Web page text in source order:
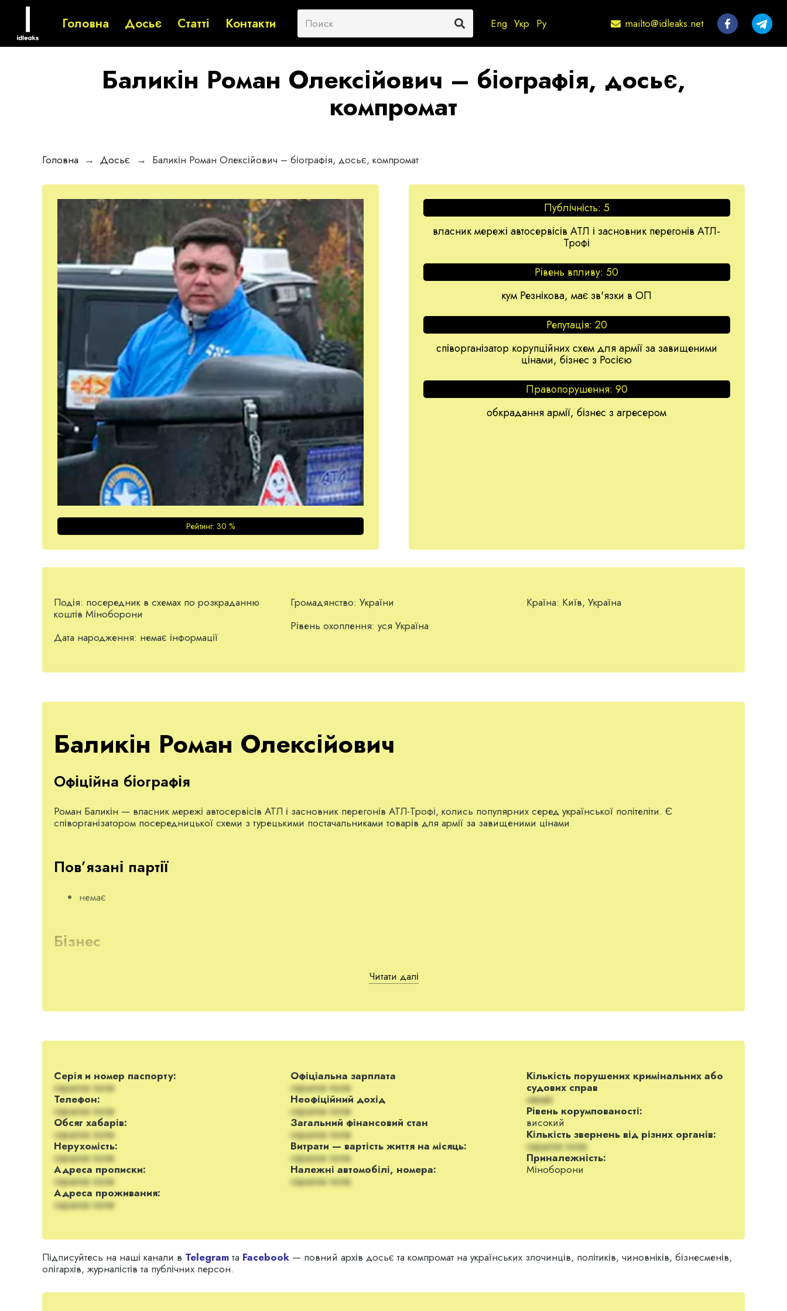
Головна Досьє Статті Контакти Eng Укр Ру mailto@idleaks.net
Баликін Роман Олексійович – біографія, досьє,
компромат
Головна → Досьє → Баликін Роман Олексійович – біографія, досьє, компромат
Рейтинг: 30 %
Публічність: 5
власник мережі автосервісів АТЛ і засновник перегонів АТЛ-
Трофі
Рівень впливу:50
кум Резнікова, має зв'язки в ОП
Репутація: 20
співорганізатор корупційних схем для армії за завищеними
цінами, бізнес з Росією
Правопорушення: 90
обкрадання армії, бізнес з агресером
Подія: посередник в схемах по розкраданню
коштів Міноборони
Дата народження: немає інформації
Громадянство: України
Рівень охоплення: уся Україна
Країна: Київ, Україна
Баликін Роман Олексійович
Офіційна біографія
Роман Баликін — власник мережі автосервісів АТЛ і засновник перегонів АТЛ-Трофі, колись популярних серед української політеліти. Є
співорганізатором посередницької схеми з турецькими постачальниками товарів для армії за завищеними цінами
Пов’язані партії
немає
Бізнес
на Баликін Роман Олексійович згадується по відношенню до компаній:
Читати далі
Серія и номер паспорту:
скрытое поле
Телефон:
скрытое поле
Обсяг хабарів:
скрытое поле
Нерухомість:
скрытое поле
Адреса прописки:
скрытое поле
Адреса проживания:
скрытое поле
Офіціальна зарплата
скрытое поле
Неофіційний дохід
скрытое поле
Загальний фінансовий стан
скрытое поле
Витрати — вартість життя на місяць:
скрытое поле
Належні автомобілі, номера:
скрытое поле
Кількість порушених кримінальних або
судових справ
немає
Рівень корумпованості:
високий
Кількість звернень від різних органів:
скрытое поле
Приналежність:
Міноборони
Підписуйтесь на наші канали в Telegram та Facebook — повний архів досьє та компромат на українських злочинців, політиків, чиновніків, бізнесменів,
олігархів, журналістів та публічних персон.